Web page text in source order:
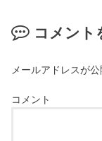
コメント
メールアドレスが
コメント